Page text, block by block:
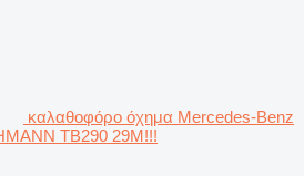
καλαθοφόρο όχημα Mercedes-Benz
TB290 29M!!!